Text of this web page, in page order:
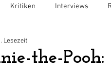
Kritiken Interviews
Essay
the-Pooh:
Lesezeit